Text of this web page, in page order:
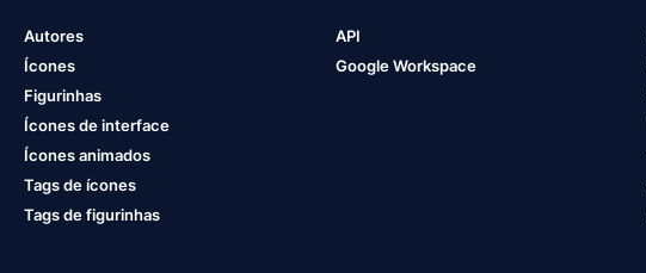
Autores
Ícones
Figurinhas
Ícones de interface
Ícones animados
Tags de ícones
Tags de figurinhas
API
Google Workspace